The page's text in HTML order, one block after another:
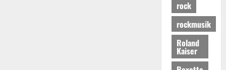
rock
rockmusik
Roland
Kaiser